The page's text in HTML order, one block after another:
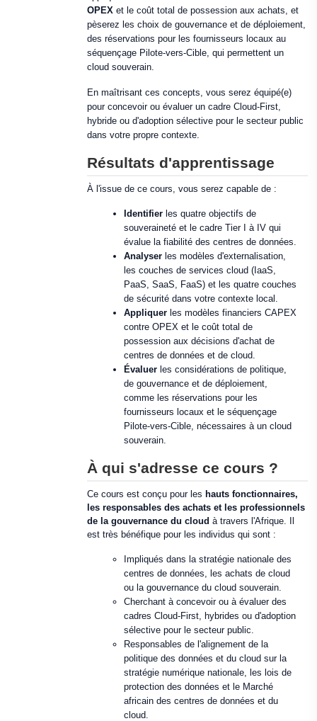
OPEX et le coût total de possession aux achats, et
pèserez les choix de gouvernance et de déploiement,
des réservations pour les fournisseurs locaux au
séquençage Pilote-vers-Cible, qui permettent un
cloud souverain.
En maîtrisant ces concepts, vous serez équipé(e)
pour concevoir ou évaluer un cadre Cloud-First,
hybride ou d'adoption sélective pour le secteur public
dans votre propre contexte.
Résultats d'apprentissage
À l'issue de ce cours, vous serez capable de :
Identifier les quatre objectifs de
souveraineté et le cadre Tier I à IV qui
évalue la fiabilité des centres de données.
Analyser les modèles d'externalisation,
les couches de services cloud (IaaS,
PaaS, SaaS, FaaS) et les quatre couches
de sécurité dans votre contexte local.
Appliquer les modèles financiers CAPEX
contre OPEX et le coût total de
possession aux décisions d'achat de
centres de données et de cloud.
Évaluer les considérations de politique,
de gouvernance et de déploiement,
comme les réservations pour les
fournisseurs locaux et le séquençage
Pilote-vers-Cible, nécessaires à un cloud
souverain.
À qui s'adresse ce cours ?
Ce cours est conçu pour les hauts fonctionnaires,
les responsables des achats et les professionnels
de la gouvernance du cloud à travers l'Afrique. Il
est très bénéfique pour les individus qui sont :
Impliqués dans la stratégie nationale des
centres de données, les achats de cloud
ou la gouvernance du cloud souverain.
Cherchant à concevoir ou à évaluer des
cadres Cloud-First, hybrides ou d'adoption
sélective pour le secteur public.
Responsables de l'alignement de la
politique des données et du cloud sur la
stratégie numérique nationale, les lois de
protection des données et le Marché
africain des centres de données et du
cloud.